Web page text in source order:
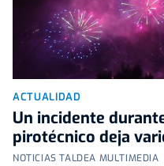
ACTUALIDAD
Un incidente
pirotécnico deja
NOTICIAS TALDEA MULTIMEDIA